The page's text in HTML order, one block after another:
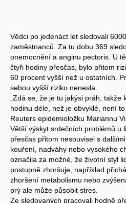
Vědci po jedenáct let sledovali
zaměstnanců. Za tu dobu 369
onemocnění a anginu pectoris. U
čtyři hodiny přesčas, bylo přitom
60 procent vyšší než u ostatních.
sebou vyšší riziko nenesla.
„Zdá se, že je tu jakýsi práh,
hodinu déle, než je obvyklé, není
Reuters epidemioložku Mariannu
Větší výskyt srdečních problémů u
přesčas přitom nesouvisel s
kouření, nadváhy nebo vysokého
označila za možné, že životní styl
postupně zhoršuje, například
zhoršení metabolismu nebo
prý ale může působit stres.
Ze sledovaných pracovali hodně